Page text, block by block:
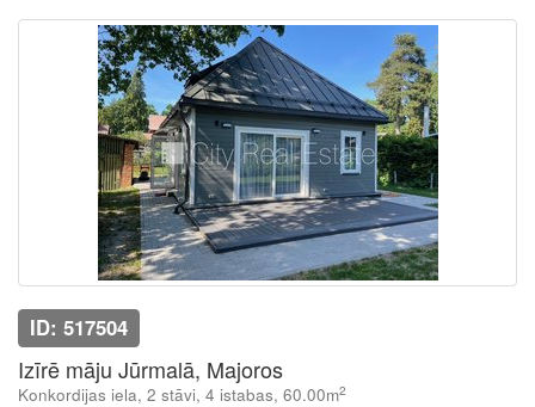
ID: 517504
Izīrē māju Jūrmalā, Majoros
Konkordijas iela, 2 stāvi, 4 istabas, 60.00m2